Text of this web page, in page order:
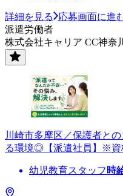
詳細を見る
応募画面に進
派遣労働者
株式会社キャリア CC神奈
川崎市多摩区／保護者と
る環境◎【派遣社員】※資
幼児教育スタッフ 時